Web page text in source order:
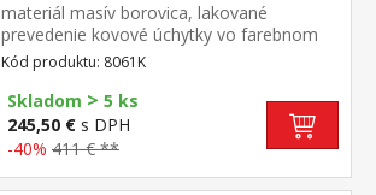
materiál masív borovica, lakované
prevedenie kovové úchytky vo farebnom
prevedení černená mosadz 2 presklené
dvere, 2 police maximálne nosnosti
uvedené v návode na montáž
Kód produktu: 8061K
Skladom > 5 ks
245,50 € s DPH
-40% 411 € **